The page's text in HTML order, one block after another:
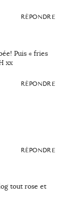
RÉPONDRE
Puis « fries
xx
RÉPONDRE
RÉPONDRE
tout rose et